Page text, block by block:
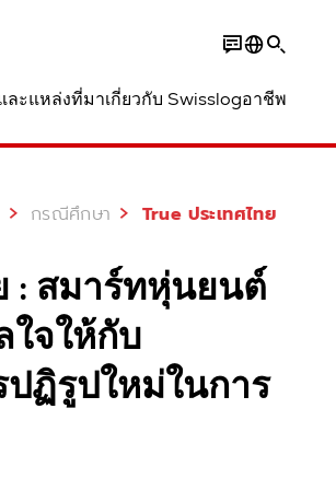
ะแหล่งที่มาเกี่ยวกับ Swisslogอาชีพ
กรณีศึกษา True ประเทศไทย
: สมาร์ทหุ่นยนต์
ใจให้กับ
ฏิรูปใหม่ในการ